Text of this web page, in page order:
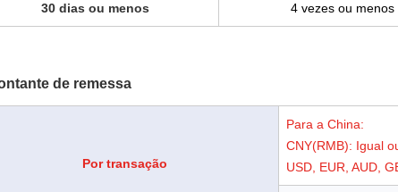
30 dias ou menos 4 vezes ou menos
de remessa
Por transação
Para a China:
CNY(RMB): Igual
USD, EUR, AUD,